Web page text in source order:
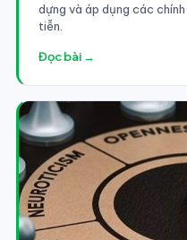
dựng và áp dụng các
tiễn.
Đọc bài →